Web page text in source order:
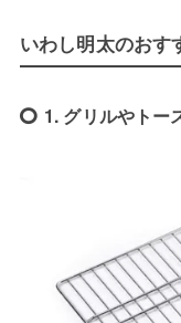
いわし明太のおす
1. グリルやトー